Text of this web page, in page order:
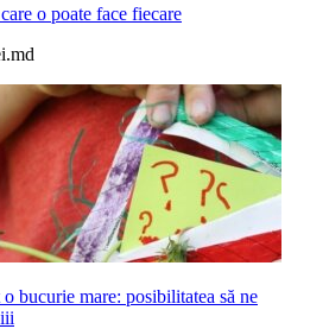
o poate face fiecare
bucurie mare: posibilitatea să ne